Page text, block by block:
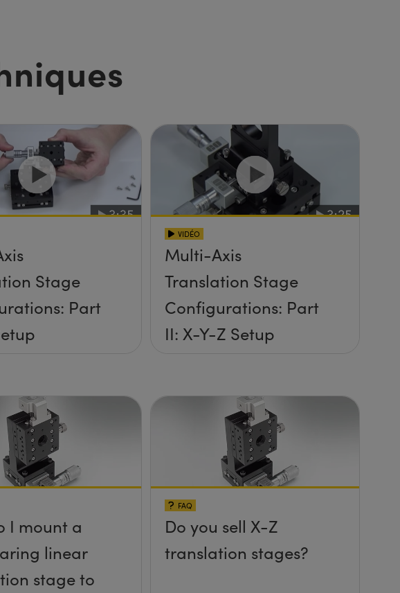
Stage
Part
VIDÉO
Multi-Axis
Translation Stage
Configurations: Part
II: X-Y-Z Setup
I mount a
linear
stage to
FAQ
Do you sell X-Z
translation stages?